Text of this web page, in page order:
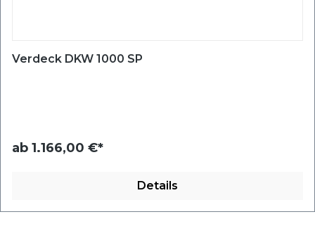
Verdeck DKW 1000 SP
ab 1.166,00 €*
Details